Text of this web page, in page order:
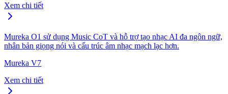
Xem chi tiết
Mureka O1 sử dụng Music CoT và hỗ trợ tạo nhạc AI đa ngôn ngữ,
nhân bản giọng nói và cấu trúc âm nhạc mạch lạc hơn.
Mureka V7
Xem chi tiết